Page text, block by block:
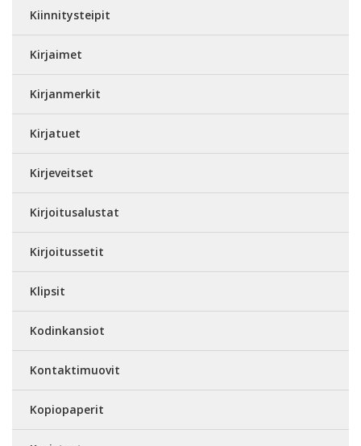
Kiinnitysteipit
Kirjaimet
Kirjanmerkit
Kirjatuet
Kirjeveitset
Kirjoitusalustat
Kirjoitussetit
Klipsit
Kodinkansiot
Kontaktimuovit
Kopiopaperit